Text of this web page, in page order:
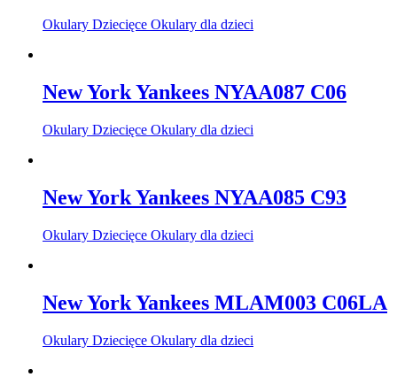
Okulary Dziecięce Okulary dla dzieci
New York Yankees NYAA087 C06
Okulary Dziecięce Okulary dla dzieci
New York Yankees NYAA085 C93
Okulary Dziecięce Okulary dla dzieci
New York Yankees MLAM003 C06LA
Okulary Dziecięce Okulary dla dzieci